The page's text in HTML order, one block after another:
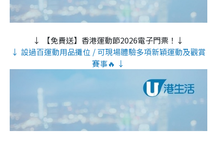
↓ 【免費送】香港運動節2026電子門票！↓
↓ 設過百運動用品攤位 / 可現場體驗多項新穎運動及觀賞
賽事🔥 ↓